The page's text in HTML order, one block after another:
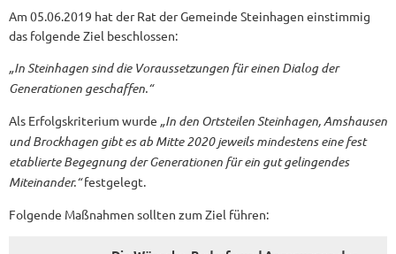
Am 05.06.2019 hat der Rat der Gemeinde Steinhagen einstimmig
das folgende Ziel beschlossen:
„In Steinhagen sind die Voraussetzungen für einen Dialog der
Generationen geschaffen.“
Als Erfolgskriterium wurde „In den Ortsteilen Steinhagen, Amshausen
und Brockhagen gibt es ab Mitte 2020 jeweils mindestens eine fest
etablierte Begegnung der Generationen für ein gut gelingendes
Miteinander.“festgelegt.
Folgende Maßnahmen sollten zum Ziel führen: